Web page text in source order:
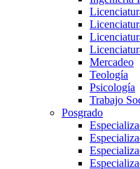
Mercadeo
Teología
Psicología
Trabajo
Posgrado